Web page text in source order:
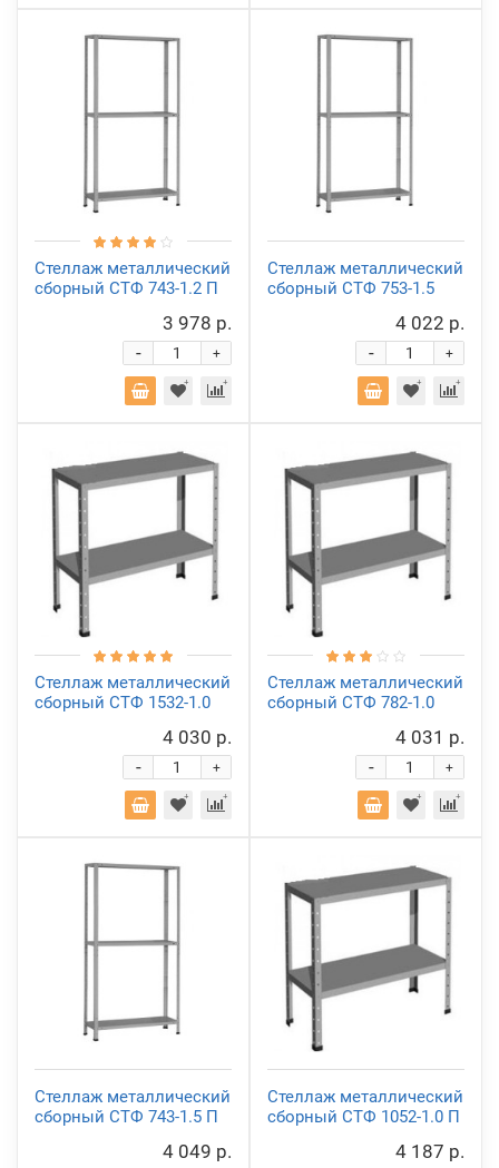
Стеллаж металлический
сборный СТФ 743-1.2 П
3 978 р.
+
-
Стеллаж металлический
сборный СТФ 753-1.5
4 022 р.
+
-
Стеллаж металлический
сборный СТФ 1532-1.0
4 030 р.
+
-
Стеллаж металлический
сборный СТФ 782-1.0
4 031 р.
+
-
Стеллаж металлический
сборный СТФ 743-1.5 П
4 049 р.
Стеллаж металлический
сборный СТФ 1052-1.0 П
4 187 р.